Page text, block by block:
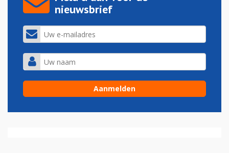
nieuwsbrief